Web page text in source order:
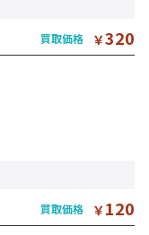
買取価格 ￥320
買取価格 ￥120